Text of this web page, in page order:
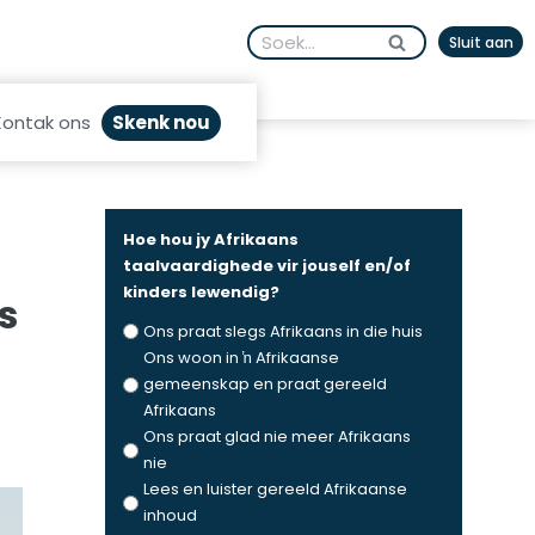
Search
for:
Sluit aan
ons Skenk nou
Hoe hou jy Afrikaans
taalvaardighede vir jouself en/of
kinders lewendig?
Ons praat slegs Afrikaans in die huis
Ons woon in ŉ Afrikaanse
gemeenskap en praat gereeld
Afrikaans
Ons praat glad nie meer Afrikaans
nie
Lees en luister gereeld Afrikaanse
inhoud